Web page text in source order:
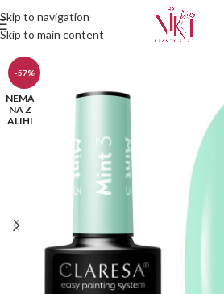
Skip to navigation
Skip to main content
-57%
NEMA
NA Z
ALIHI